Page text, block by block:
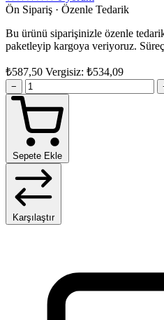
Ön Sipariş · Özenle Tedarik
Bu ürünü siparişinizle özenle
paketleyip kargoya veriyoruz.
₺587,50 Vergisiz: ₺534,09
−
Sepete Ekle
Karşılaştır